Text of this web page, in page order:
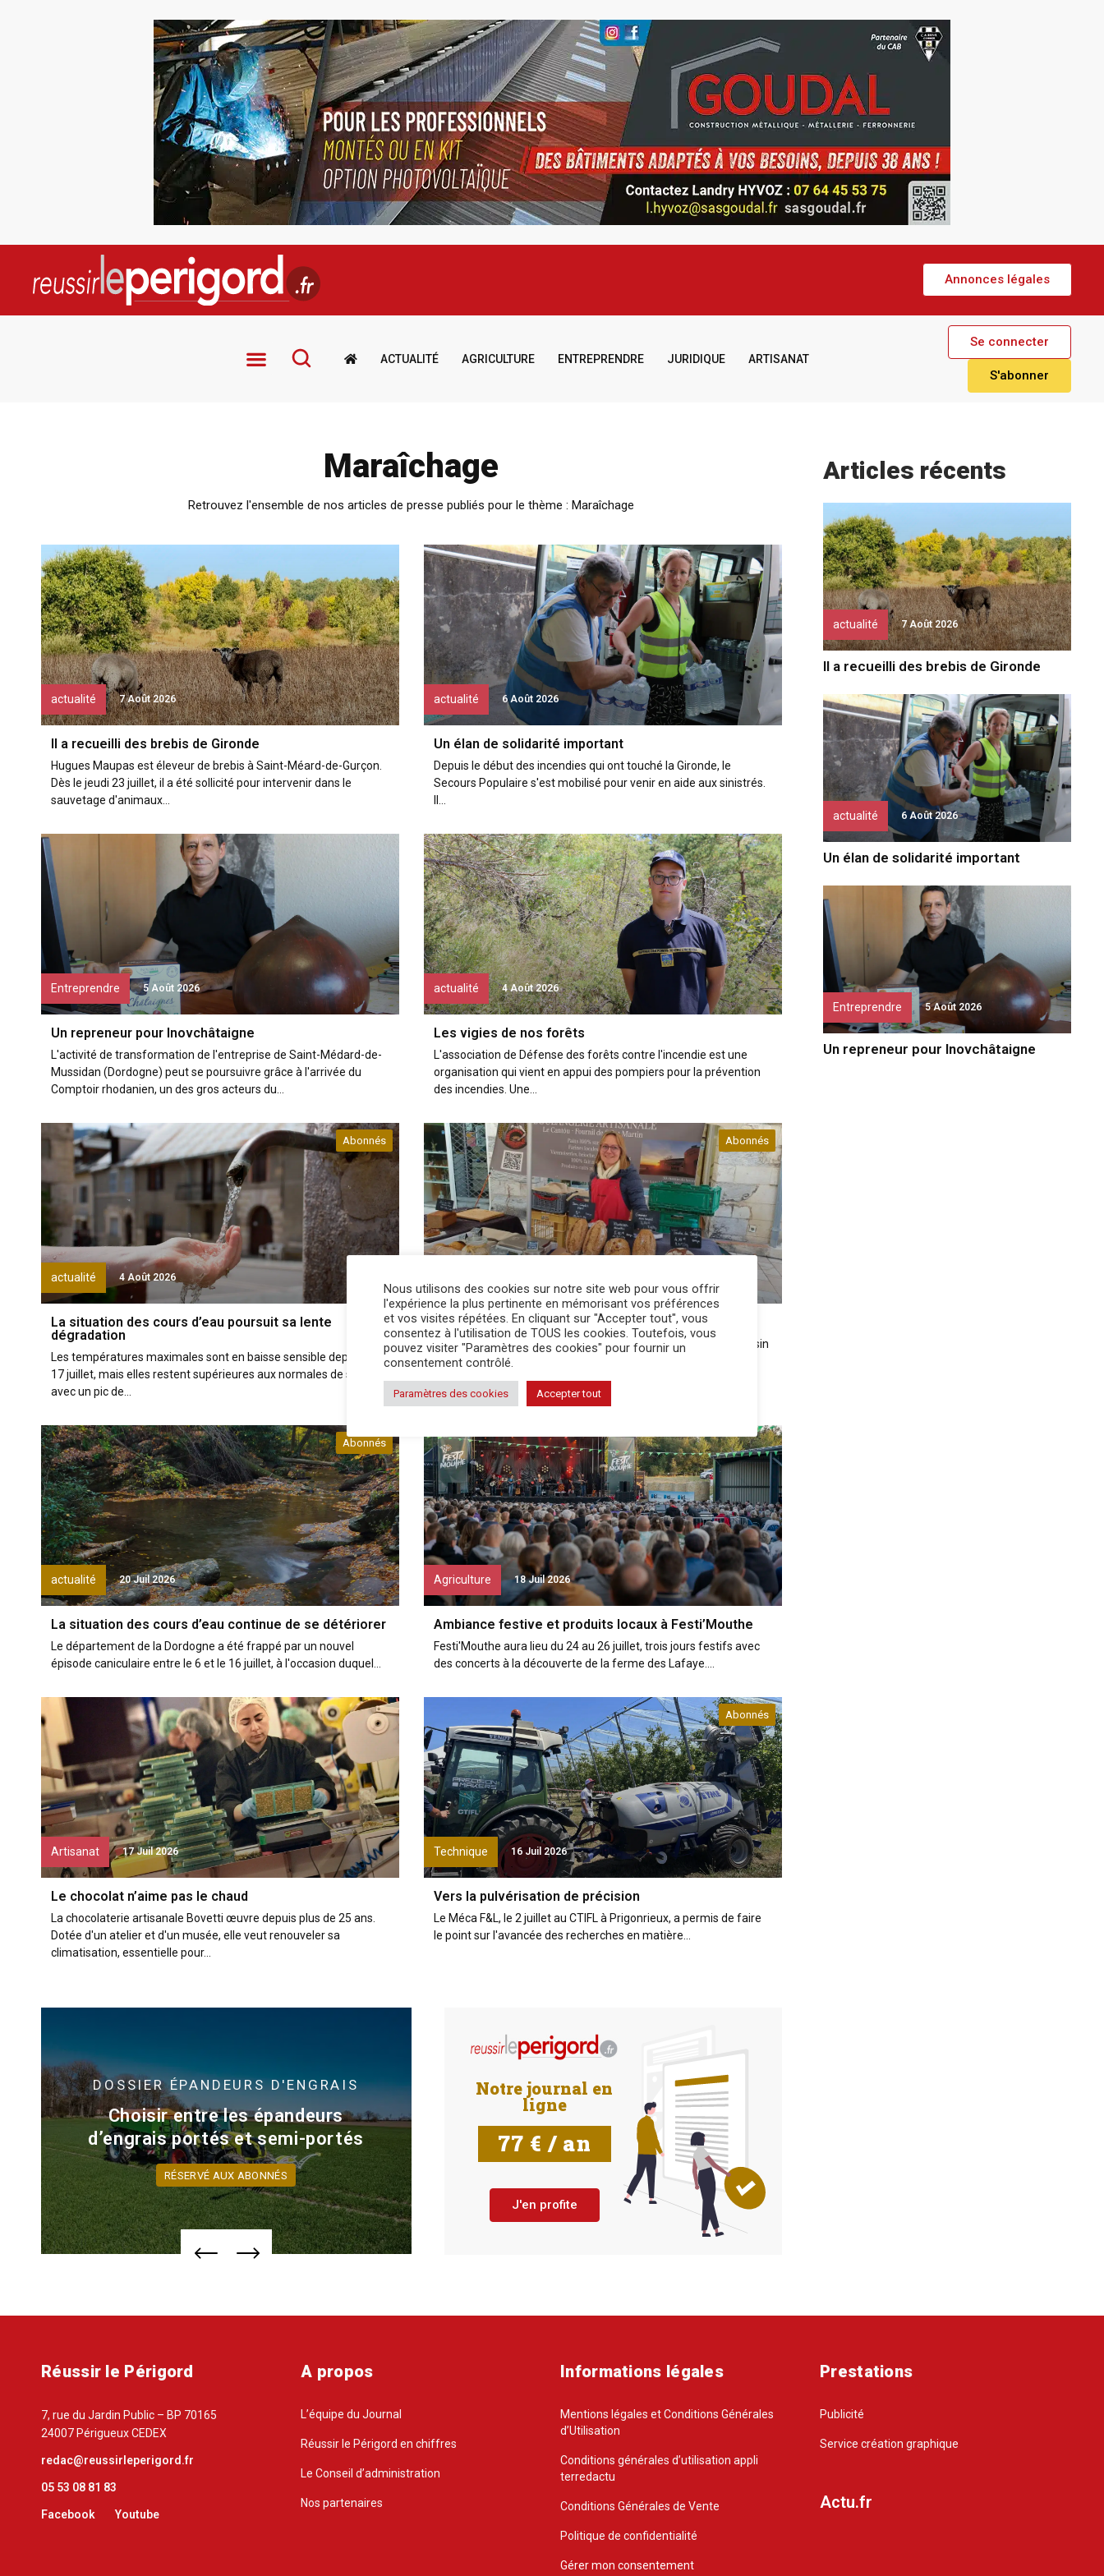
Annonces légales
ACTUALITÉ AGRICULTURE ENTREPRENDRE JURIDIQUE ARTISANAT
Se connecter
S'abonner
Maraîchage
Retrouvez l'ensemble de nos articles de presse publiés pour le thème : Maraîchage
actualité 7 Août 2026
Il a recueilli des brebis de Gironde
Hugues Maupas est éleveur de brebis à Saint-Méard-de-Gurçon.
Dès le jeudi 23 juillet, il a été sollicité pour intervenir dans le
sauvetage d'animaux...
actualité 6 Août 2026
Un élan de solidarité important
Depuis le début des incendies qui ont touché la Gironde, le
Secours Populaire s'est mobilisé pour venir en aide aux sinistrés.
Il...
Entreprendre 5 Août 2026
Un repreneur pour Inovchâtaigne
L'activité de transformation de l'entreprise de Saint-Médard-de-
Mussidan (Dordogne) peut se poursuivre grâce à l'arrivée du
Comptoir rhodanien, un des gros acteurs du...
actualité 4 Août 2026
Les vigies de nos forêts
L'association de Défense des forêts contre l'incendie est une
organisation qui vient en appui des pompiers pour la prévention
des incendies. Une...
actualité
Abonnés
4 Août 2026
La situation des cours d’eau poursuit sa lente
dégradation
Les températures maximales sont en baisse sensible depuis le
17 juillet, mais elles restent supérieures aux normales de saison,
avec un pic de...
Abonnés
Des chèques saveurs pour mieux manger
Le dispositif permet aux bénéficiaires du CIAS Périgord-Limousin
d'accéder à une alimentation locale de qualité....
actualité
Abonnés
20 Juil 2026
La situation des cours d’eau continue de se détériorer
Le département de la Dordogne a été frappé par un nouvel
épisode caniculaire entre le 6 et le 16 juillet, à l'occasion duquel...
Agriculture 18 Juil 2026
Ambiance festive et produits locaux à Festi’Mouthe
Festi'Mouthe aura lieu du 24 au 26 juillet, trois jours festifs avec
des concerts à la découverte de la ferme des Lafaye....
Artisanat 17 Juil 2026
Le chocolat n’aime pas le chaud
La chocolaterie artisanale Bovetti œuvre depuis plus de 25 ans.
Dotée d'un atelier et d'un musée, elle veut renouveler sa
climatisation, essentielle pour...
Technique
Abonnés
16 Juil 2026
Vers la pulvérisation de précision
Le Méca F&L, le 2 juillet au CTIFL à Prigonrieux, a permis de faire
le point sur l'avancée des recherches en matière...
DOSSIER ÉPANDEURS D'ENGRAIS
Choisir entre les épandeurs
d’engrais portés et semi-portés
RÉSERVÉ AUX ABONNÉS
DOSSIERÉNERGIES
Les énergies renouvelables
montent en puissance
RÉSERVÉ AUX ABONNÉS
Notre journal en
ligne
77 € / an
J'en profite
Articles récents
actualité 7 Août 2026
Il a recueilli des brebis de Gironde
actualité 6 Août 2026
Un élan de solidarité important
Entreprendre 5 Août 2026
Un repreneur pour Inovchâtaigne
Réussir le Périgord
7, rue du Jardin Public – BP 70165
24007 Périgueux CEDEX
redac@reussirleperigord.fr
05 53 08 81 83
Facebook Youtube
A propos
L’équipe du Journal
Réussir le Périgord en chiffres
Le Conseil d’administration
Nos partenaires
Informations légales
Mentions légales et Conditions Générales
d’Utilisation
Conditions générales d’utilisation appli
terredactu
Conditions Générales de Vente
Politique de confidentialité
Gérer mon consentement
Prestations
Publicité
Service création graphique
Actu.fr
Nous utilisons des cookies sur notre site web pour vous offrir
l'expérience la plus pertinente en mémorisant vos préférences
et vos visites répétées. En cliquant sur "Accepter tout", vous
consentez à l'utilisation de TOUS les cookies. Toutefois, vous
pouvez visiter "Paramètres des cookies" pour fournir un
consentement contrôlé.
Paramètres des cookies Accepter tout